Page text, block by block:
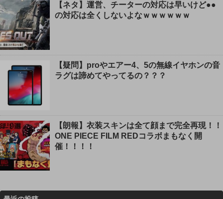
【ネタ】運営、チーターの対応は早いけど●●
の対応は全くしないよなｗｗｗｗｗｗ
【疑問】proやエアー4、5の無線イヤホンの音
ラグは諦めてやってるの？？？
【朗報】衣装スキンは全て顔まで完全再現！！
ONE PIECE FILM REDコラボまもなく開
催！！！！